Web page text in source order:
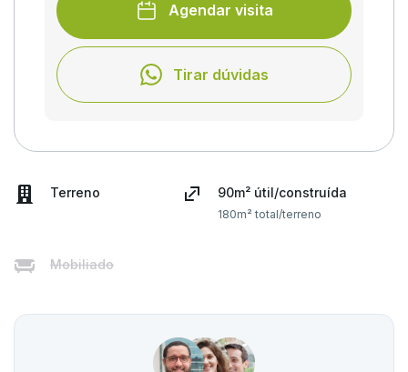
Agendar visita
Tirar dúvidas
Terreno 90m² útil/construída
180m² total/terreno
Mobiliado